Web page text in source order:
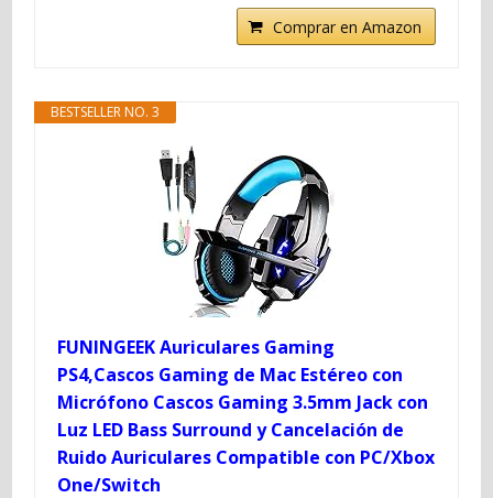
Comprar en Amazon
BESTSELLER NO. 3
FUNINGEEK Auriculares Gaming
PS4,Cascos Gaming de Mac Estéreo con
Micrófono Cascos Gaming 3.5mm Jack con
Luz LED Bass Surround y Cancelación de
Ruido Auriculares Compatible con PC/Xbox
One/Switch